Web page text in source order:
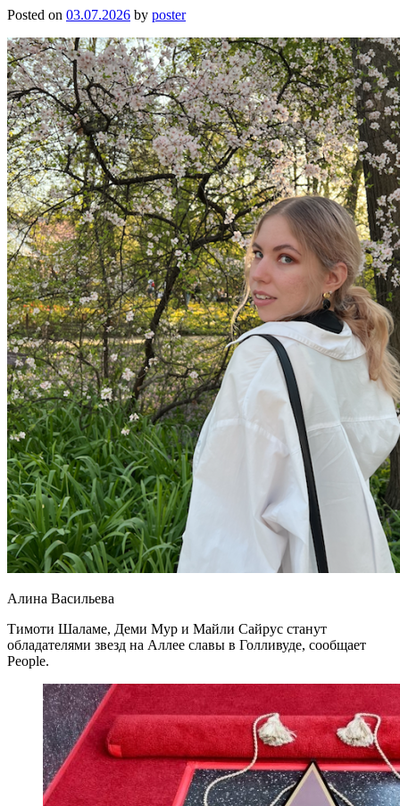
Posted on 03.07.2026 by poster
Алина Васильева
Тимоти Шаламе, Деми Мур и Майли Сайрус станут
обладателями звезд на Аллее славы в Голливуде, сообщает
People.